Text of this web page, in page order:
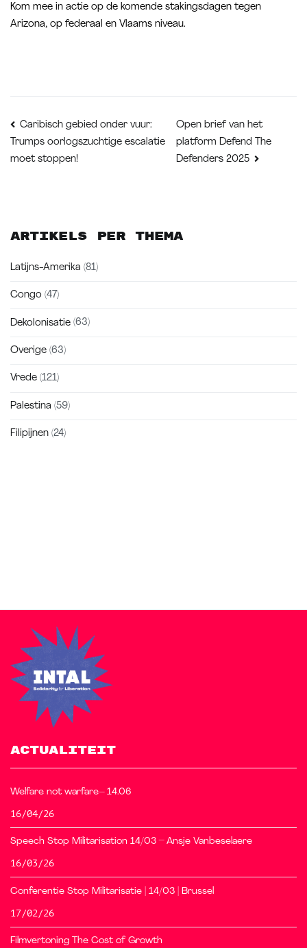
Kom mee in actie op de komende stakingsdagen tegen
Arizona, op federaal en Vlaams niveau.
Bericht
navigatie
Caribisch gebied onder vuur:
Trumps oorlogszuchtige escalatie
moet stoppen!
Open brief van het
platform Defend The
Defenders 2025
Artikels per thema
Latijns-Amerika (81)
Congo (47)
Dekolonisatie (63)
Overige (63)
Vrede (121)
Palestina (59)
Filipijnen (24)
ACTUALITEIT
Welfare not warfare– 14.06
16/04/26
Speech Stop Militarisation 14/03 – Ansje Vanbeselaere
16/03/26
Conferentie Stop Militarisatie | 14/03 | Brussel
17/02/26
Filmvertoning The Cost of Growth